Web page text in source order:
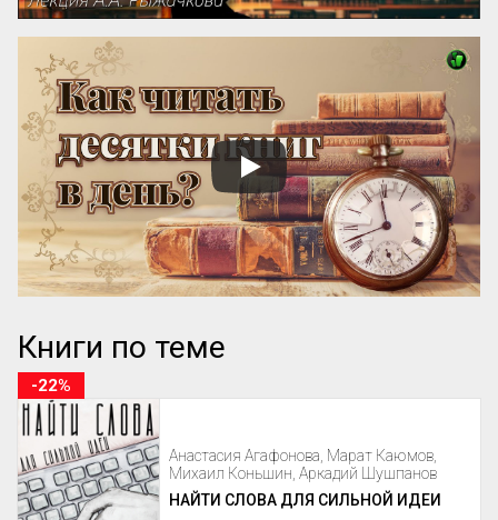
Книги по теме
Анастасия Агафонова, Марат Каюмов,
Михаил Коньшин, Аркадий Шушпанов
НАЙТИ СЛОВА ДЛЯ СИЛЬНОЙ ИДЕИ
-22%